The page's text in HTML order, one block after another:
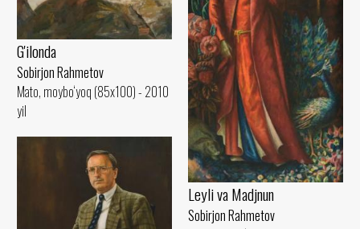
Leyli va Madjnun
Sobirjon Rahmetov
G'ilonda
Sobirjon Rahmetov
Mato, moybo‘yoq (85x100) - 2010
yil